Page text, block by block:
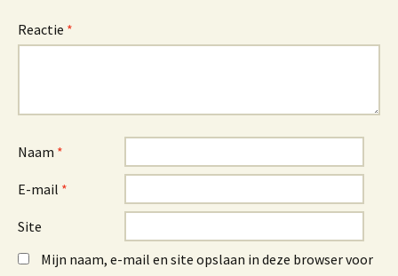
Reactie *
Naam *
E-mail *
Site
Mijn naam, e-mail en site opslaan in deze browser voor